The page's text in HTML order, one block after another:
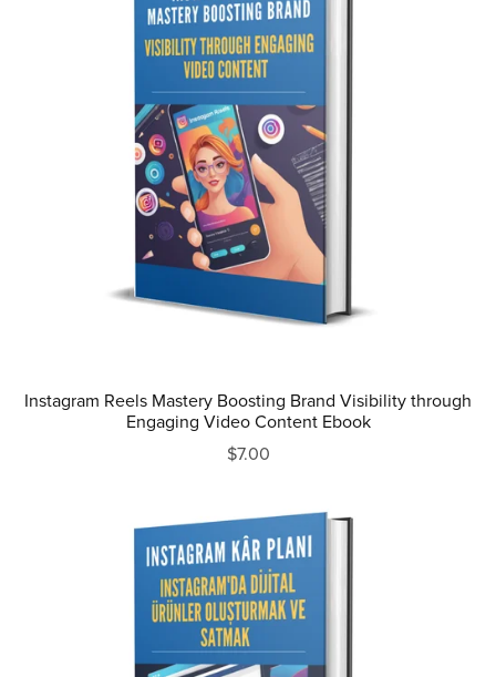
Instagram Reels Mastery Boosting Brand Visibility through
Engaging Video Content Ebook
$7.00